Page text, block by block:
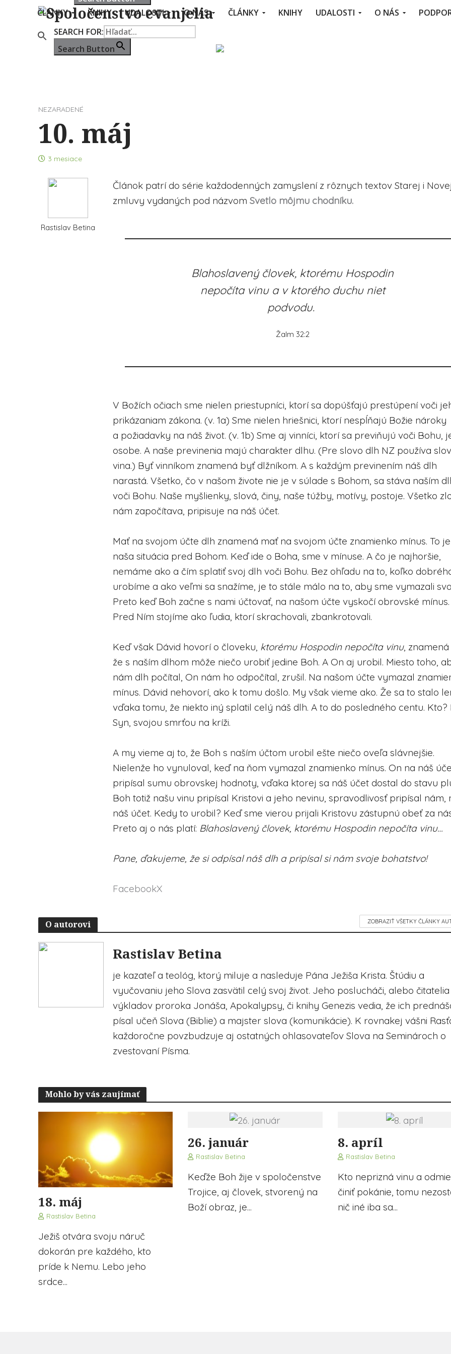
ČLÁNKY KNIHY UDALOSTI O NÁS ČLÁNKY KNIHY UDALOSTI O NÁS
SEARCH FOR:
Search Button
NEZARADENÉ
10. máj
3 mesiace
Rastislav Betina
Článok patrí do série každodenných zamyslení z rôznych textov Starej i Novej
zmluvy vydaných pod názvom Svetlo môjmu chodníku.
Blahoslavený človek, ktorému Hospodin
nepočíta vinu a v ktorého duchu niet
podvodu.
Žalm 32:2
V Božích očiach sme nielen priestupníci, ktorí sa dopúšťajú prestúpení voči
prikázaniam zákona. (v. 1a) Sme nielen hriešnici, ktorí nespĺňajú Božie nároky
a požiadavky na náš život. (v. 1b) Sme aj vinníci, ktorí sa previňujú voči Bohu,
osobe. A naše previnenia majú charakter dlhu. (Pre slovo dlh NZ používa
vina.) Byť vinníkom znamená byť dlžníkom. A s každým previnením náš dlh
narastá. Všetko, čo v našom živote nie je v súlade s Bohom, sa stáva naším
voči Bohu. Naše myšlienky, slová, činy, naše túžby, motívy, postoje. Všetko
nám započítava, pripisuje na náš účet.
Mať na svojom účte dlh znamená mať na svojom účte znamienko mínus. To je
naša situácia pred Bohom. Keď ide o Boha, sme v mínuse. A čo je najhoršie,
nemáme ako a čím splatiť svoj dlh voči Bohu. Bez ohľadu na to, koľko
urobíme a ako veľmi sa snažíme, je to stále málo na to, aby sme vymazali
Preto keď Boh začne s nami účtovať, na našom účte vyskočí obrovské mínus.
Pred Ním stojíme ako ľudia, ktorí skrachovali, zbankrotovali.
Keď však Dávid hovorí o človeku, ktorému Hospodin nepočíta vinu, znamená
že s naším dlhom môže niečo urobiť jedine Boh. A On aj urobil. Miesto toho,
nám dlh počítal, On nám ho odpočítal, zrušil. Na našom účte vymazal
mínus. Dávid nehovorí, ako k tomu došlo. My však vieme ako. Že sa to stalo
vďaka tomu, že niekto iný splatil celý náš dlh. A to do posledného centu. Kto?
Syn, svojou smrťou na kríži.
A my vieme aj to, že Boh s naším účtom urobil ešte niečo oveľa slávnejšie.
Nielenže ho vynuloval, keď na ňom vymazal znamienko mínus. On na náš
pripísal sumu obrovskej hodnoty, vďaka ktorej sa náš účet dostal do stavu
Boh totiž našu vinu pripísal Kristovi a jeho nevinu, spravodlivosť pripísal nám,
náš účet. Kedy to urobil? Keď sme vierou prijali Kristovu zástupnú obeť za
Preto aj o nás platí: Blahoslavený človek, ktorému Hospodin nepočíta vinu…
Pane, ďakujeme, že si odpísal náš dlh a pripísal si nám svoje bohatstvo!
FacebookX
O autorovi ZOBRAZIŤ VŠETKY ČLÁNKY
Rastislav Betina
je kazateľ a teológ, ktorý miluje a nasleduje Pána Ježiša Krista. Štúdiu a
vyučovaniu jeho Slova zasvätil celý svoj život. Jeho poslucháči, alebo
výkladov proroka Jonáša, Apokalypsy, či knihy Genezis vedia, že ich
písal učeň Slova (Biblie) a majster slova (komunikácie). K rovnakej vášni
každoročne povzbudzuje aj ostatných ohlasovateľov Slova na Seminároch o
zvestovaní Písma.
Mohlo by vás zaujímať
18. máj
Rastislav Betina
Ježiš otvára svoju náruč
dokorán pre každého, kto
príde k Nemu. Lebo jeho
srdce...
26. január
Rastislav Betina
Keďže Boh žije v spoločenstve
Trojice, aj človek, stvorený na
Boží obraz, je...
8. apríl
Rastislav Betina
Kto neprizná vinu a
činiť pokánie, tomu
nič iné iba sa...